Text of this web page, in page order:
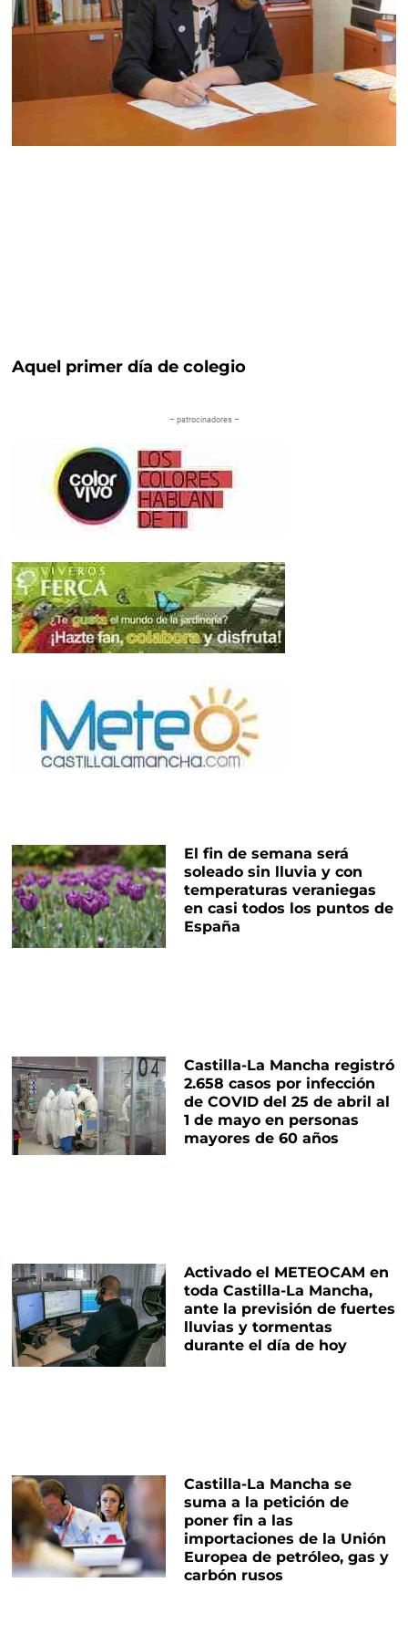
Aquel primer día de colegio
– patrocinadores –
El fin de semana será
soleado sin lluvia y con
temperaturas veraniegas
en casi todos los puntos de
España
Castilla-La Mancha registró
2.658 casos por infección
de COVID del 25 de abril al
1 de mayo en personas
mayores de 60 años
Activado el METEOCAM en
toda Castilla-La Mancha,
ante la previsión de fuertes
lluvias y tormentas
durante el día de hoy
Castilla-La Mancha se
suma a la petición de
poner fin a las
importaciones de la Unión
Europea de petróleo, gas y
carbón rusos